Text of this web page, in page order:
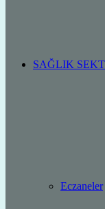
SAĞLIK
Eczaneler